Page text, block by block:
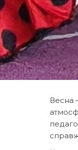
Весна